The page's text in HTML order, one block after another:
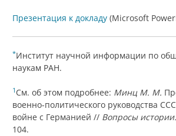
Презентация к докладу (Microsoft
*Институт научной информации по
наукам РАН.
1 См. об этом подробнее: Минц М. М.
военно-политического руководства
войне с Германией // Вопросы истории.
104.